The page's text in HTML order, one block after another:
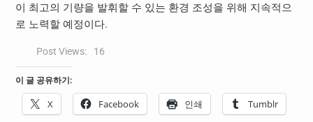
이 최고의 기량을 발휘할 수 있는 환경 조성을 위해 지속적으
로 노력할 예정이다.
Post Views: 16
이 글 공유하기:
X Facebook 인쇄 Tumblr